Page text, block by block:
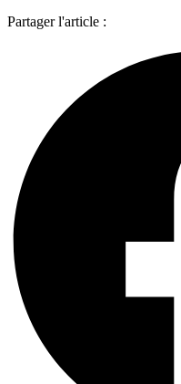
Partager l'article :